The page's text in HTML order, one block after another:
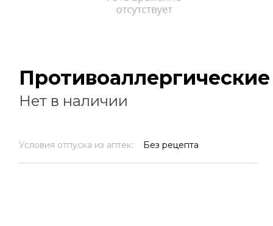
Противоаллергические
Нет в наличии
Условия отпуска из аптек: Без рецепта